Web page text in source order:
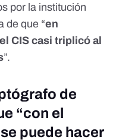
por la institución
de que “en
CIS casi triplicó al
”.
de
“con el
puede hacer